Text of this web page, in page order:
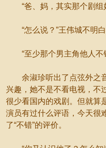
“爸、妈，其实那个剧组
“怎么说？”王伟城不明白
“至少那个男主角他人不
余淑珍听出了点弦外之
兴趣，她不是不看电视，不
很少看国内的戏剧。但就算
演员有过什么评语，今天很
了“不错”的评价。